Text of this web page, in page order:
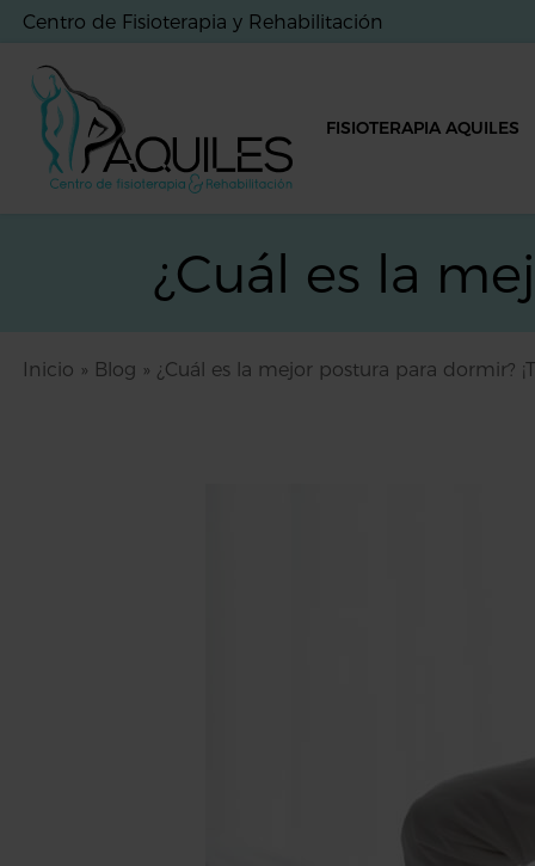
Centro de Fisioterapia y Rehabilitación
FISIOTERAPIA AQUILES
¿Cuál es la
Inicio » Blog » ¿Cuál es la mejor postura para dormir?